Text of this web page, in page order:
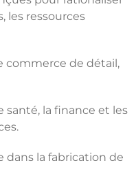
les ressources
commerce de détail,
santé, la finance et les
dans la fabrication de